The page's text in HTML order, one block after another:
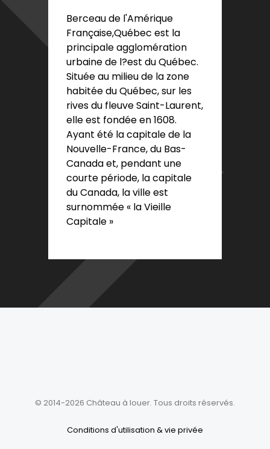
Berceau de l'Amérique
Française,Québec est la
principale agglomération
urbaine de l?est du Québec.
Située au milieu de la zone
habitée du Québec, sur les
rives du fleuve Saint-Laurent,
elle est fondée en 1608.
Ayant été la capitale de la
Nouvelle-France, du Bas-
Canada et, pendant une
courte période, la capitale
du Canada, la ville est
surnommée « la Vieille
Capitale »
© 2014-2026 Château à louer. Tous droits réservés.
Conditions d'utilisation & vie privée